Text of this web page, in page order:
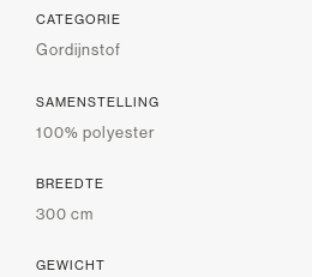
CATEGORIE
Gordijnstof
SAMENSTELLING
100% polyester
BREEDTE
300 cm
GEWICHT